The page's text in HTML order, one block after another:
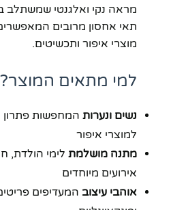
מראה נקי ואלגנטי שמשתלב
תאי אחסון מרובים
מוצרי איפור ותכשיטים.
למי מתאים המוצר?
נשים ונערות המחפשות פתרון
למוצרי איפור
מתנה מושלמת לימי הולדת,
אירועים מיוחדים
אוהבי עיצוב המעדיפים